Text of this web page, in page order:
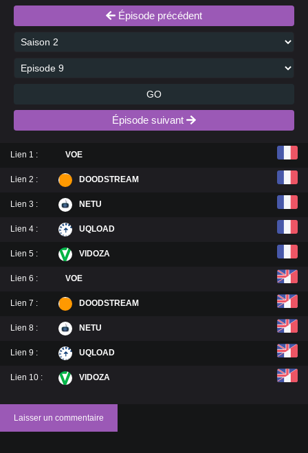
Épisode précédent
GO
Épisode suivant
Lien 1 : VOE
Lien 2 : DOODSTREAM
Lien 3 : NETU
Lien 4 : UQLOAD
Lien 5 : VIDOZA
Lien 6 : VOE
Lien 7 : DOODSTREAM
Lien 8 : NETU
Lien 9 : UQLOAD
Lien 10 : VIDOZA
Laisser un commentaire